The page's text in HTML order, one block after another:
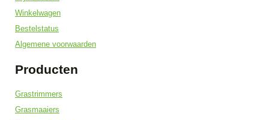
Winkelwagen
Bestelstatus
Algemene voorwaarden
Producten
Grastrimmers
Grasmaaiers